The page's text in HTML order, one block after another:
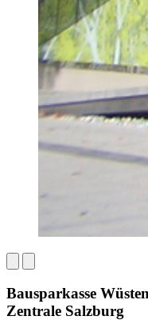
Bausparkasse
Zentrale Salzburg